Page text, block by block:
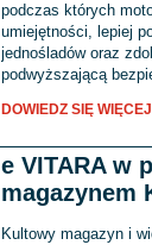
podczas których
umiejętności, lepiej
jednośladów oraz
podwyższającą
DOWIEDZ SIĘ WIĘCEJ
e VITARA w
magazynem
Kultowy magazyn i